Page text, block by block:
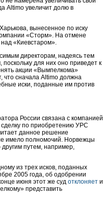
Altimo увеличит долю в
вынесенное по иску
«Сторм». На отмене
над «Киевстаром».
директорам, надеясь тем
для них оно приведет к
акции «Вымпелкома»
что сначала Altimo должна
иски, поданные им против
России связана с компанией
по приобретению УРС
данное решение
имело полномочий. Норвежцы
путем, например,
из трех исков, поданных
2005 года, об одобрении
июня этот же суд отклоняет и
представить